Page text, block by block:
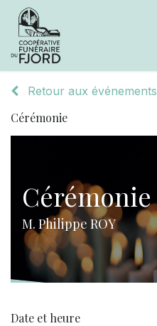
Retour aux événements
Cérémonie
Cérémonie
M. Philippe ROY
Date et heure